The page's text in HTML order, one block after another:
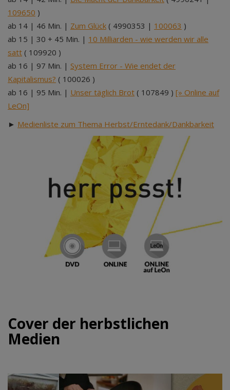
109650 )
ab 14 | 46 Min. | Zum Glück ( 4990353 | 100063 )
ab 15 | 30 + 45 Min. | 10 Milliarden - wie werden wir alle
satt ( 109920 )
ab 16 | 97 Min. | System Error - Wie endet der
Kapitalismus? ( 100026 )
ab 16 | 95 Min. | Unser täglich Brot ( 107849 ) [» Online auf
LeOn]
► Medienliste zum Thema Herbst/Erntedank/Dankbarkeit
Cover der herbstlichen
Medien